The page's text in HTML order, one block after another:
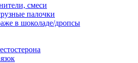
смеси
палочки
в шоколаде/дропсы